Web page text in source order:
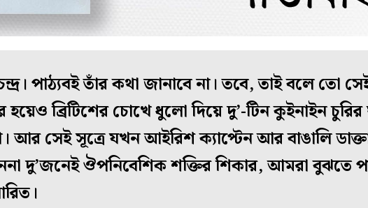
পাঠ্যবই তাঁর কথা জানাবে না। তবে, তাই বলে তো
হয়েও ব্রিটিশের চোখে ধুলো দিয়ে দু’-টিন কুইনাইন চুরির
আর সেই সূত্রে যখন আইরিশ ক্যাপ্টেন আর বাঙালি
দু’জনেই ঔপনিবেশিক শক্তির শিকার, আমরা বুঝতে